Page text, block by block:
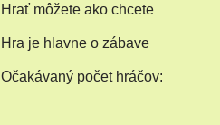
Hrať môže­te ako chcete
Hra je hlav­ne o zábave
Očakávaný počet hráčov: